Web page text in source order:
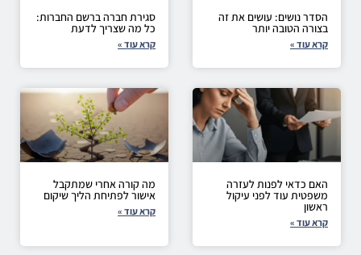
הסדר נושים: עושים את זה
בצורה הטובה יותר
קרא עוד »
סגירת חברה ברשם החברות:
כל מה שצריך לדעת
קרא עוד »
האם כדאי לפנות לעזרה
משפטית עוד לפני עיקול
ראשון
קרא עוד »
מה קורה אחרי שמתקבל
אישור לפתיחת הליך שיקום
קרא עוד »